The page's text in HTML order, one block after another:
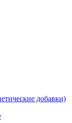
добавки)